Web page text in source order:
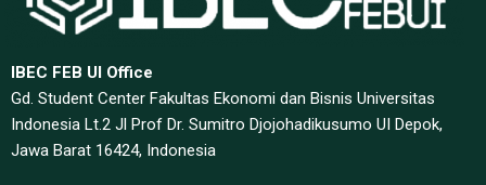
IBEC FEB UI Office
Gd. Student Center Fakultas Ekonomi dan Bisnis Universitas
Indonesia Lt.2 Jl Prof Dr. Sumitro Djojohadikusumo UI Depok,
Jawa Barat 16424, Indonesia​